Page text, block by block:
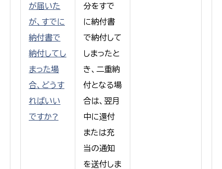
が届いた
が、すでに
納付書で
納付してし
まった場
合、どうす
ればいい
ですか?
分をすで
に納付書
で納付して
しまったと
き、二重納
付となる場
合は、翌月
中に還付
または充
当の通知
を送付しま